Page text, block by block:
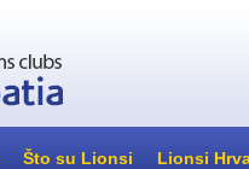
Što su Lionsi Lionsi